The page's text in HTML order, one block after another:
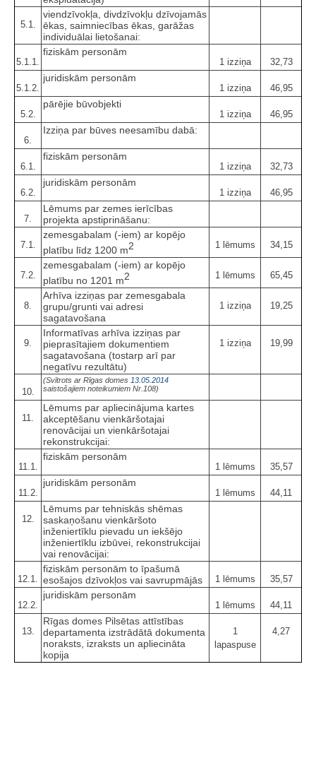
5.1.
viendzīvokļa, divdzīvokļu dzīvojamās
ēkas, saimniecības ēkas, garāžas
individuālai lietošanai:
5.1.1.
fiziskām personām
1 izziņa 32,73
5.1.2.
juridiskām personām
1 izziņa 46,95
5.2.
pārējie būvobjekti
1 izziņa 46,95
6.
Izziņa par būves neesamību dabā:
6.1.
fiziskām personām
1 izziņa 32,73
6.2.
juridiskām personām
1 izziņa 46,95
7.
Lēmums par zemes ierīcības
projekta apstiprināšanu:
7.1.
zemesgabalam (-iem) ar kopējo
platību līdz 1200 m2 1 lēmums 34,15
7.2.
zemesgabalam (-iem) ar kopējo
platību no 1201 m2 1 lēmums 65,45
8.
Arhīva izziņas par zemesgabala
grupu/grunti vai adresi
sagatavošana
1 izziņa 19,25
9.
Informatīvas arhīva izziņas par
pieprasītajiem dokumentiem
sagatavošana (tostarp arī par
negatīvu rezultātu)
1 izziņa 19,99
10.
(Svītrots ar Rīgas domes 13.05.2014
saistošajiem noteikumiem Nr.108)
11.
Lēmums par apliecinājuma kartes
akceptēšanu vienkāršotajai
renovācijai un vienkāršotajai
rekonstrukcijai:
11.1.
fiziskām personām
1 lēmums 35,57
11.2.
juridiskām personām
1 lēmums 44,11
12.
Lēmums par tehniskās shēmas
saskaņošanu vienkāršoto
inženiertīklu pievadu un iekšējo
inženiertīklu izbūvei, rekonstrukcijai
vai renovācijai:
12.1.
fiziskām personām to īpašumā
esošajos dzīvokļos vai savrupmājās
1 lēmums 35,57
12.2.
juridiskām personām
1 lēmums 44,11
13.
Rīgas domes Pilsētas attīstības
departamenta izstrādātā dokumenta
noraksts, izraksts un apliecināta
kopija
1
lapaspuse
4,27